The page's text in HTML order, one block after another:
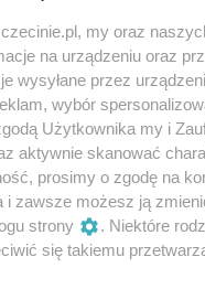
na żywo,
oraz Marian
my oraz
na urządzeniu oraz
wysyłane przez
wybór
Użytkownika my i
aktywnie skanować
prosimy o zgodę na
i zawsze możesz ją
strony
. Niektóre
się takiemu